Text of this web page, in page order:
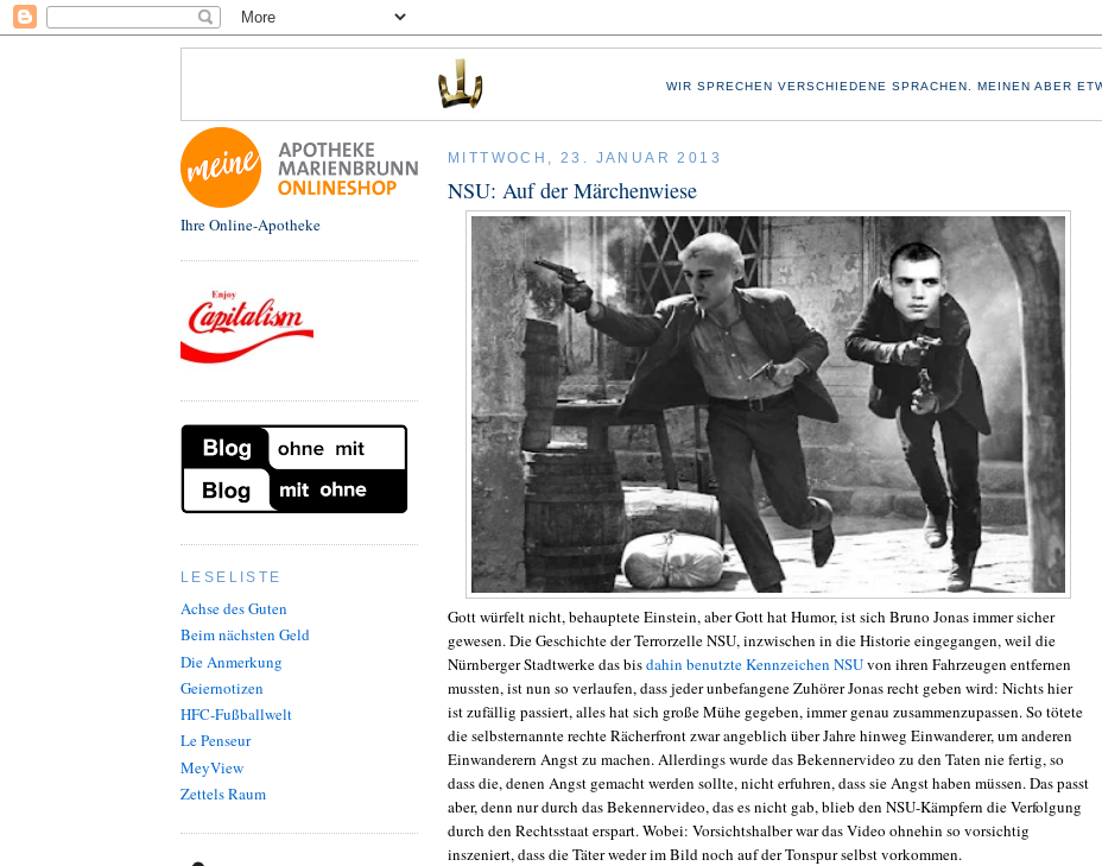
WIR SPRECHEN VERSCHIEDENE SPRACHEN. MEINEN ABER
Ihre Online-Apotheke
LESELISTE
Achse des Guten
Beim nächsten Geld
Die Anmerkung
Geiernotizen
HFC-Fußballwelt
Le Penseur
MeyView
Zettels Raum
MITTWOCH, 23. JANUAR 2013
NSU: Auf der Märchenwiese
Gott würfelt nicht, behauptete Einstein, aber Gott hat Humor, ist sich Bruno Jonas immer sicher
gewesen. Die Geschichte der Terrorzelle NSU, inzwischen in die Historie eingegangen, weil die
Nürnberger Stadtwerke das bisdahin benutzte Kennzeichen NSUvon ihren Fahrzeugen entfernen
mussten, ist nun so verlaufen, dass jeder unbefangene Zuhörer Jonas recht geben wird: Nichts hier
ist zufällig passiert, alles hat sich große Mühe gegeben, immer genau zusammenzupassen. So tötete
die selbsternannte rechte Rächerfront zwar angeblich über Jahre hinweg Einwanderer, um anderen
Einwanderern Angst zu machen. Allerdings wurde das Bekennervideo zu den Taten nie fertig, so
dass die, denen Angst gemacht werden sollte, nicht erfuhren, dass sie Angst haben müssen. Das passt
aber, denn nur durch das Bekennervideo, das es nicht gab, blieb den NSU-Kämpfern die Verfolgung
durch den Rechtsstaat erspart. Wobei: Vorsichtshalber war das Video ohnehin so vorsichtig
inszeniert, dass die Täter weder im Bild noch auf der Tonspur selbst vorkommen.